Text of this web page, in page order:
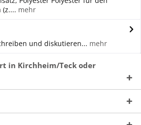
mehr
und diskutieren... mehr
in Kirchheim/Teck oder